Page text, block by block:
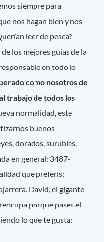
siempre para
nos hagan bien y nos
leer de pesca?
los mejores guías de la
en todo lo
como nosotros de
trabajo de todos los
normalidad, este
buenos
dorados, surubíes,
en general: 3487-
que preferís:
David, el gigante
porque pases el
lo que te gusta: